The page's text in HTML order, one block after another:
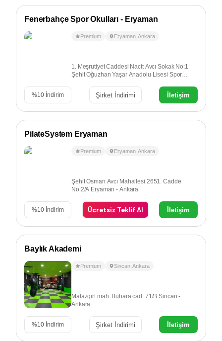
Fenerbahçe Spor Okulları - Eryaman
Premium Eryaman,Ankara
1. Meşrutiyet Caddesi Nacit Avcı Sokak No:1
Şehit Oğuzhan Yaşar Anadolu Lisesi Spor
%10 İndirim Şirket İndirimi İletişim
PilateSystem Eryaman
Premium Eryaman,Ankara
Şehit Osman Avcı Mahallesi 2651. Cadde
No:2/A Eryaman - Ankara
%10 İndirim Ücretsiz Teklif Al İletişim
Baylık Akademi
Premium Sincan,Ankara
Malazgirt mah. Buhara cad. 71/B Sincan -
Ankara
%10 İndirim Şirket İndirimi İletişim